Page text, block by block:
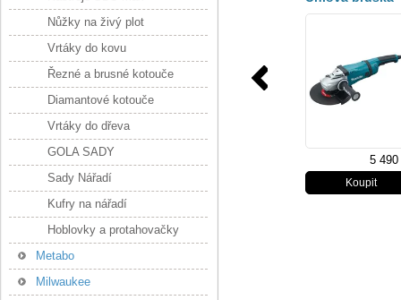
230mm
5
Nůžky na živý plot
Vrtáky do kovu
Řezné a brusné kotouče
Diamantové kotouče
Vrtáky do dřeva
GOLA SADY
Sady Nářadí
Kufry na nářadí
Hoblovky a protahovačky
Metabo
Milwaukee